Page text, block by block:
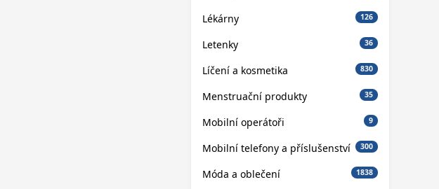
Lékárny 126
Letenky 36
Líčení a kosmetika 830
Menstruační produkty 35
Mobilní operátoři 9
Mobilní telefony a příslušenství 300
Móda a oblečení 1838